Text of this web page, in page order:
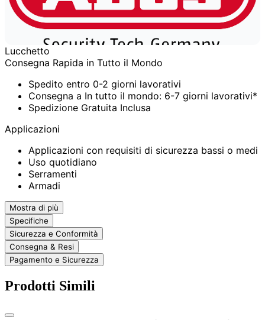
Lucchetto
Consegna Rapida in Tutto il Mondo
Spedito entro 0-2 giorni lavorativi
Consegna a In tutto il mondo: 6-7 giorni lavorativi*
Spedizione Gratuita Inclusa
Applicazioni
Applicazioni con requisiti di sicurezza bassi o medi
Uso quotidiano
Serramenti
Armadi
Mostra di più
Specifiche
Sicurezza e Conformità
Consegna & Resi
Pagamento e Sicurezza
Prodotti Simili